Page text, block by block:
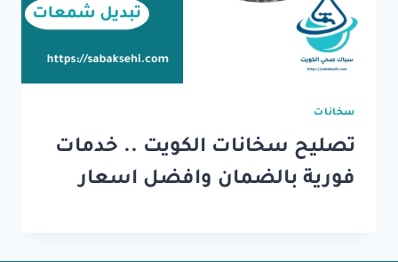
سخانات
تصليح سخانات الكويت .. خدمات
فورية بالضمان وافضل اسعار